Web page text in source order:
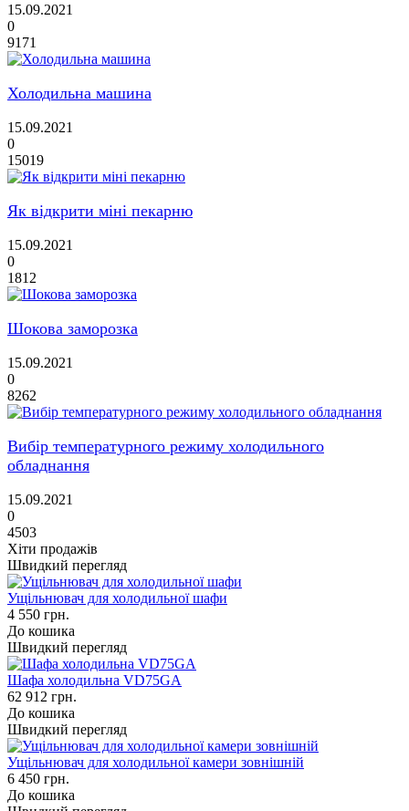
15.09.2021
0
9171
Холодильна машина
15.09.2021
0
15019
Як відкрити міні пекарню
15.09.2021
0
1812
Шокова заморозка
15.09.2021
0
8262
Вибір температурного режиму холодильного
обладнання
15.09.2021
0
4503
Хіти продажів
Швидкий перегляд
Ущільнювач для холодильної шафи
4 550 грн.
До кошика
Швидкий перегляд
Шафа холодильна VD75GА
62 912 грн.
До кошика
Швидкий перегляд
Ущільнювач для холодильної камери зовнішній
6 450 грн.
До кошика